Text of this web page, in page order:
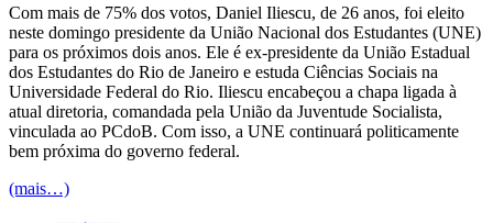
Com mais de 75% dos votos, Daniel Iliescu, de 26 anos, foi eleito
neste domingo presidente da União Nacional dos Estudantes (UNE)
para os próximos dois anos. Ele é ex-presidente da União Estadual
dos Estudantes do Rio de Janeiro e estuda Ciências Sociais na
Universidade Federal do Rio. Iliescu encabeçou a chapa ligada à
atual diretoria, comandada pela União da Juventude Socialista,
vinculada ao PCdoB. Com isso, a UNE continuará politicamente
bem próxima do governo federal.
(mais…)